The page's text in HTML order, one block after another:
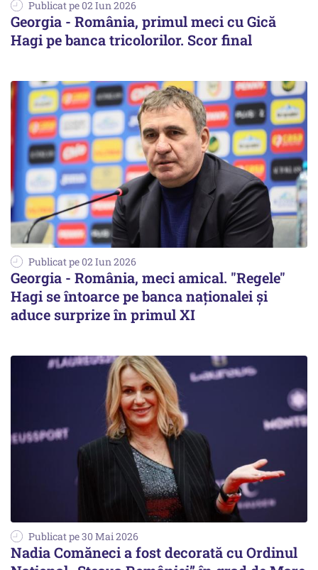
Publicat pe 02 Iun 2026
Georgia - România, primul meci cu Gică
Hagi pe banca tricolorilor. Scor final
Publicat pe 02 Iun 2026
Georgia - România, meci amical. "Regele"
Hagi se întoarce pe banca naţionalei şi
aduce surprize în primul XI
Publicat pe 30 Mai 2026
Nadia Comăneci a fost decorată cu Ordinul